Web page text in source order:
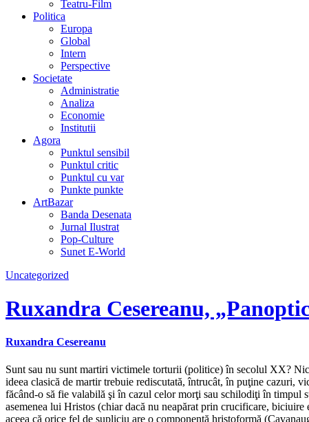
Teatru-Film
Politica
Europa
Global
Intern
Perspective
Societate
Administratie
Analiza
Economie
Institutii
Agora
Punktul sensibil
Punktul critic
Punktul cu var
Punkte punkte
ArtBazar
Banda Desenata
Jurnal Ilustrat
Pop-Culture
Sunet E-World
Uncategorized
Ruxandra Cesereanu,
Ruxandra Cesereanu
Sunt sau nu sunt martiri victimele torturii (politice) în secolul XX?
ideea clasică de martir trebuie rediscutată, întrucât, în puţine cazuri,
făcând-o să fie valabilă şi în cazul celor morţi sau schilodiţi în timpul
asemenea lui Hristos (chiar dacă nu neapărat prin crucificare,
aceea că orice fel de supliciu are o componentă hristoformă